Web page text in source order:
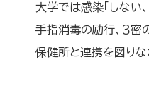
大学では感染「しない
手指消毒の励行、３密
保健所と連携を図りな